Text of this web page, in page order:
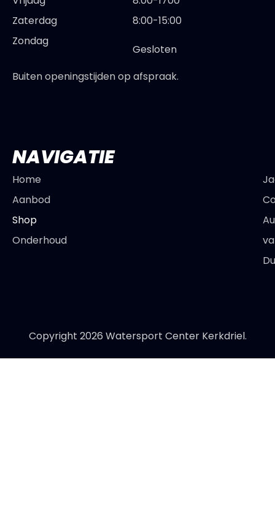
Zaterdag
Zondag
8:00-15:00
Gesloten
Buiten openingstijden op afspraak.
NAVIGATIE
Home
Aanbod
Shop
Onderhoud
Copyright 2026 Watersport Center Kerkdriel.